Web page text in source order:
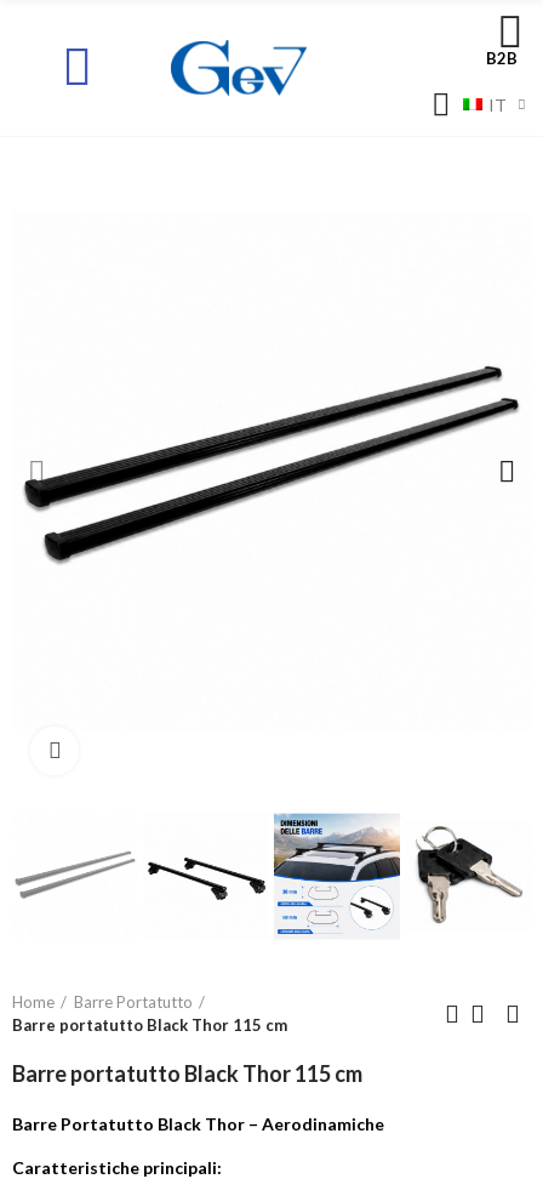
B2B
IT
Home
Barre Portatutto
Barre portatutto Black Thor 115 cm
Barre portatutto Black Thor 115 cm
Barre Portatutto Black Thor – Aerodinamiche
Caratteristiche principali: